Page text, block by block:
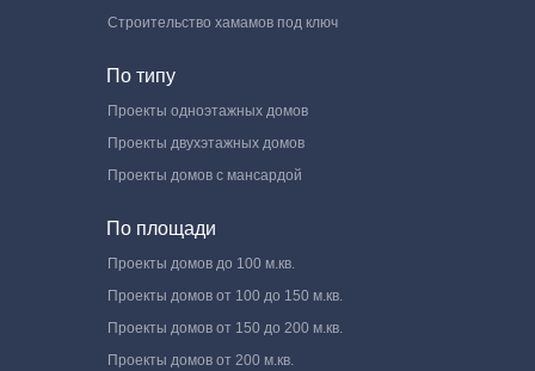
Строительство хамамов под ключ
По типу
Проекты одноэтажных домов
Проекты двухэтажных домов
Проекты домов с мансардой
По площади
Проекты домов до 100 м.кв.
Проекты домов от 100 до 150 м.кв.
Проекты домов от 150 до 200 м.кв.
Проекты домов от 200 м.кв.